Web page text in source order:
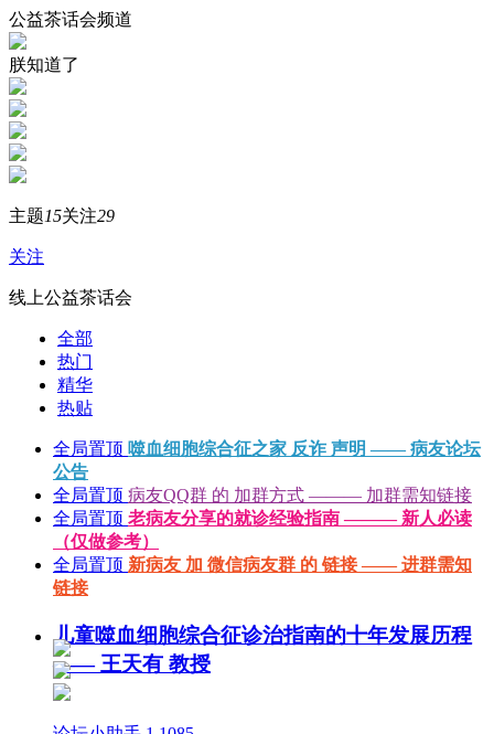
公益茶话会频道
朕知道了
主题15关注29
关注
线上公益茶话会
全部
热门
精华
热贴
全局置顶 噬血细胞综合征之家 反诈 声明 —— 病友论坛
公告
全局置顶 病友QQ群 的 加群方式 ——— 加群需知链接
全局置顶 老病友分享的就诊经验指南 ——— 新人必读
（仅做参考）
全局置顶 新病友 加 微信病友群 的 链接 —— 进群需知
链接
儿童噬血细胞综合征诊治指南的十年发展历程
—— 王天有 教授